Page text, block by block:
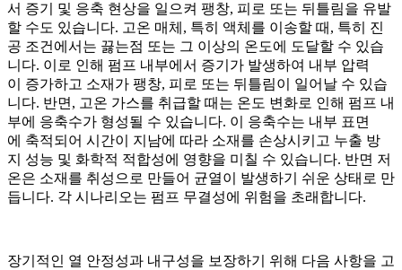
서 증기 및 응축 현상을 일으켜 팽창, 피로 또는 뒤틀림을 유발
할 수도 있습니다. 고온 매체, 특히 액체를 이송할 때, 특히 진
공 조건에서는 끓는점 또는 그 이상의 온도에 도달할 수 있습
니다. 이로 인해 펌프 내부에서 증기가 발생하여 내부 압력
이 증가하고 소재가 팽창, 피로 또는 뒤틀림이 일어날 수 있습
니다. 반면, 고온 가스를 취급할 때는 온도 변화로 인해 펌프 내
부에 응축수가 형성될 수 있습니다. 이 응축수는 내부 표면
에 축적되어 시간이 지남에 따라 소재를 손상시키고 누출 방
지 성능 및 화학적 적합성에 영향을 미칠 수 있습니다. 반면 저
온은 소재를 취성으로 만들어 균열이 발생하기 쉬운 상태로 만
듭니다. 각 시나리오는 펌프 무결성에 위험을 초래합니다.
장기적인 열 안정성과 내구성을 보장하기 위해 다음 사항을 고